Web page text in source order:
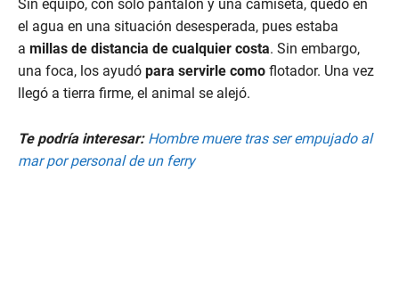
Sin equipo, con solo pantalón y una camiseta, quedó en
el agua en una situación desesperada, pues estaba
a millas de distancia de cualquier costa. Sin embargo,
una foca, los ayudó para servirle como flotador. Una vez
llegó a tierra firme, el animal se alejó.
Te podría interesar: Hombre muere tras ser empujado al
mar por personal de un ferry